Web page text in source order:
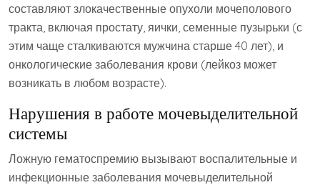
составляют злокачественные опухоли мочеполового
тракта, включая простату, яички, семенные пузырьки (с
этим чаще сталкиваются мужчина старше 40 лет), и
онкологические заболевания крови (лейкоз может
возникать в любом возрасте).
Нарушения в работе мочевыделительной
системы
Ложную гематоспремию вызывают воспалительные и
инфекционные заболевания мочевыделительной